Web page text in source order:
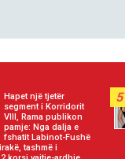
Hapet një tjetër
segment i Korridorit
VIII, Rama publikon
pamje: Nga dalja e
fshatit Labinot-Fushë
tashmë i
5